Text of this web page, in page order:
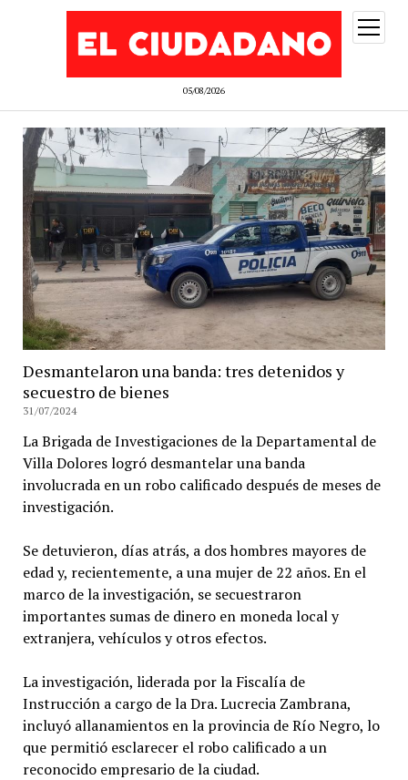
05/08/2026
abrir
menú
Desmantelaron una banda: tres detenidos y
secuestro de bienes
31/07/2024
La Brigada de Investigaciones de la Departamental de
Villa Dolores logró desmantelar una banda
involucrada en un robo calificado después de meses de
investigación.
Se detuvieron, días atrás, a dos hombres mayores de
edad y, recientemente, a una mujer de 22 años. En el
marco de la investigación, se secuestraron
importantes sumas de dinero en moneda local y
extranjera, vehículos y otros efectos.
La investigación, liderada por la Fiscalía de
Instrucción a cargo de la Dra. Lucrecia Zambrana,
incluyó allanamientos en la provincia de Río Negro, lo
que permitió esclarecer el robo calificado a un
reconocido empresario de la ciudad.